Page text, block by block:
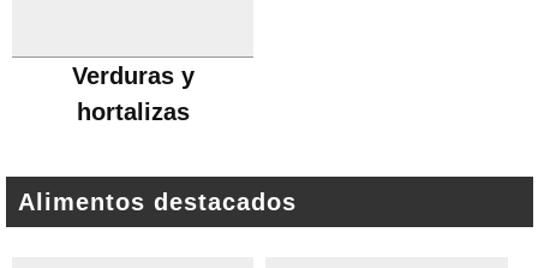
Verduras y
hortalizas
Alimentos destacados